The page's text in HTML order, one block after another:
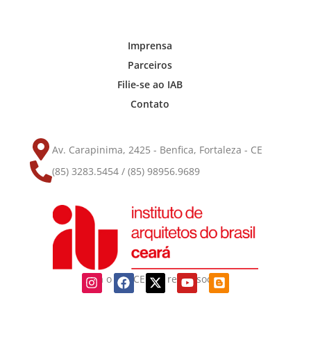
Siga o IAB-CE nas redes sociais
Imprensa
Parceiros
Filie-se ao IAB
Contato
Av. Carapinima, 2425 - Benfica, Fortaleza - CE
(85) 3283.5454 / (85) 98956.9689